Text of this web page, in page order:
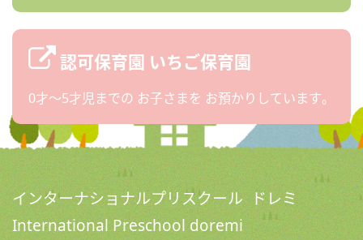
認可保育園 いちご保育園
0才〜5才児までの お子さまを お預かりしています。
インターナショナルプリスクール ドレミ
International Preschool doremi